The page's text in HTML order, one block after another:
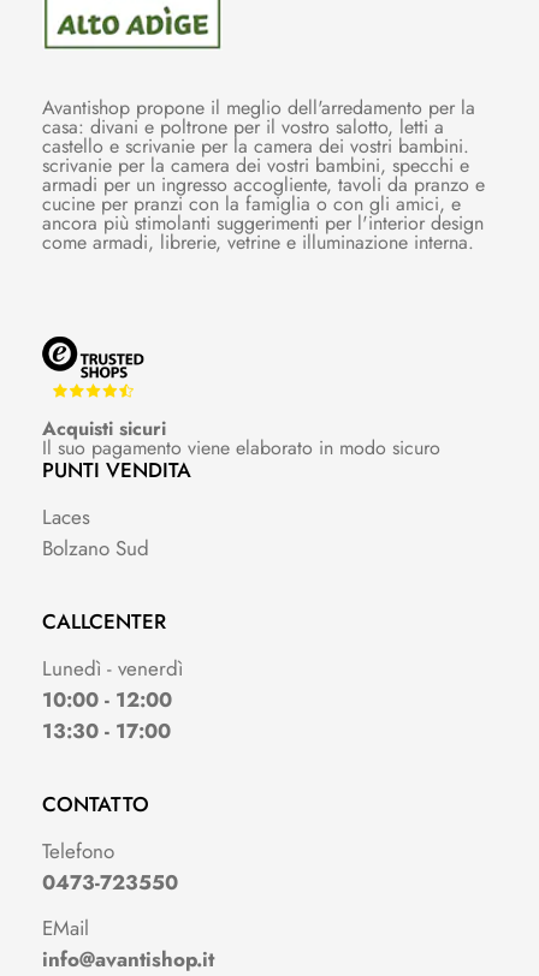
Avantishop propone il meglio dell'arredamento per la
casa: divani e poltrone per il vostro salotto, letti a
castello e scrivanie per la camera dei vostri bambini.
scrivanie per la camera dei vostri bambini, specchi e
armadi per un ingresso accogliente, tavoli da pranzo e
cucine per pranzi con la famiglia o con gli amici, e
ancora più stimolanti suggerimenti per l'interior design
come armadi, librerie, vetrine e illuminazione interna.
Acquisti sicuri
Il suo pagamento viene elaborato in modo sicuro
PUNTI VENDITA
Laces
Bolzano Sud
CALLCENTER
Lunedì - venerdì
10:00 - 12:00
13:30 - 17:00
CONTATTO
Telefono
0473-723550
EMail
info@avantishop.it